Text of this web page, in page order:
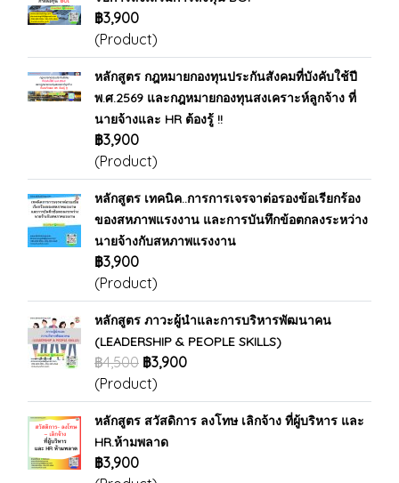
฿3,900
(Product)
หลักสูตร กฎหมายกองทุนประกันสังคมที่บังคับใช้ปี
พ.ศ.2569 และกฎหมายกองทุนสงเคราะห์ลูกจ้าง ที่
นายจ้างและ HR ต้องรู้ !!
฿3,900
(Product)
หลักสูตร เทคนิค..การการเจรจาต่อรองข้อเรียกร้อง
ของสหภาพแรงงาน และการบันทึกข้อตกลงระหว่าง
นายจ้างกับสหภาพแรงงาน
฿3,900
(Product)
หลักสูตร ภาวะผู้นำและการบริหารพัฒนาคน
(LEADERSHIP & PEOPLE SKILLS)
฿4,500 ฿3,900
(Product)
หลักสูตร สวัสดิการ ลงโทษ เลิกจ้าง ที่ผู้บริหาร และ
HR.ห้ามพลาด
฿3,900